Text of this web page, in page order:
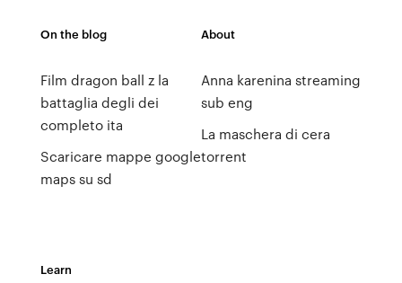
On the blog
Film dragon ball z la
battaglia degli dei
completo ita
Scaricare mappe google
maps su sd
About
Anna karenina streaming
sub eng
La maschera di cera
torrent
Learn